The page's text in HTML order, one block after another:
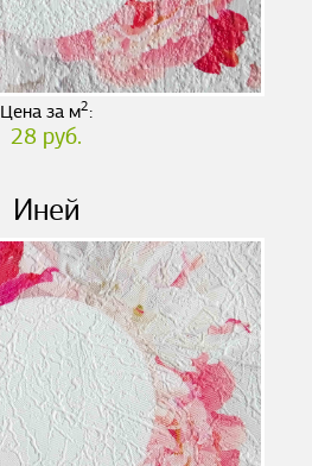
Цена за м2:
28 руб.
Иней